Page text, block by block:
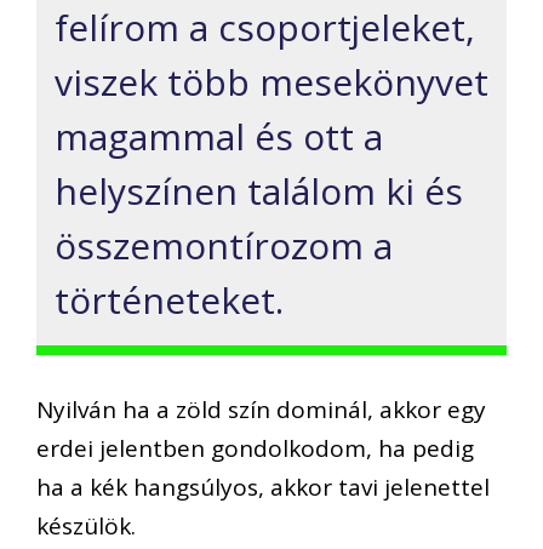
felírom a csoportjeleket,
viszek több mesekönyvet
magammal és ott a
helyszínen találom ki és
összemontírozom a
történeteket.
Nyilván ha a zöld szín dominál, akkor egy
erdei jelentben gondolkodom, ha pedig
ha a kék hangsúlyos, akkor tavi jelenettel
készülök.